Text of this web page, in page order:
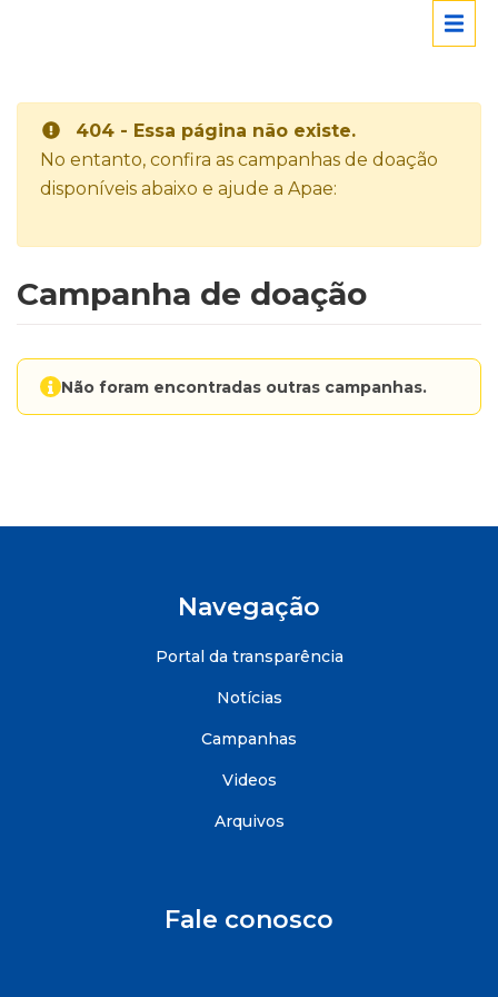
404 - Essa página não existe.
No entanto, confira as campanhas de doação
disponíveis abaixo e ajude a Apae:
Campanha de doação
Não foram encontradas outras campanhas.
Navegação
Portal da transparência
Notícias
Campanhas
Videos
Arquivos
Fale conosco